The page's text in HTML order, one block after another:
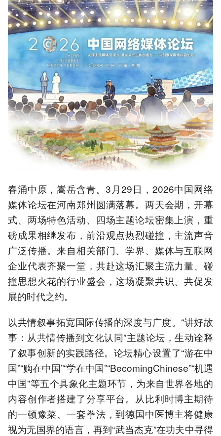
春涌中原，嵩岳含青。3月29日，2026中国网络
媒体论坛在河南郑州圆满落幕。两天会期，开幕
式、两场特色活动、四场主题论坛密集上演，重
磅成果相继发布，前沿观点热烈碰撞，主流声音
广泛传播。来自相关部门、学界、媒体与互联网
企业代表齐聚一堂，共赴这场汇聚主流力量、碰
撞思想火花的行业盛会，这场凝聚共识、共促发
展的时代之约。
以共情叙事拓宽国际传播的深度与广度。“讲好故
事：从共情传播到文化认同”主题论坛，生动诠释
了叙事创新的实践路径。论坛精心设置了“游在中
国”“购在中国”“学在中国”“BecomingChinese”“机遇
中国”等五个具象化主题环节，为来自世界各地的
内容创作者搭建了分享平台。从比利时博主期待
的一顿豫菜、一套拳法，到德国中医博主将健康
视为无国界的语言，再到“武当杰克”在功夫中寻得